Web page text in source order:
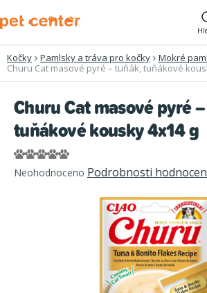
na
Kočky Pamlsky a tráva pro kočky
Mokré
Churu Cat masové pyré – tuňák, tuňákové
Churu Cat masové pyré
tuňákové kousky 4x14 g
Průměrné
hodnocení
Neohodnoceno Podrobnosti